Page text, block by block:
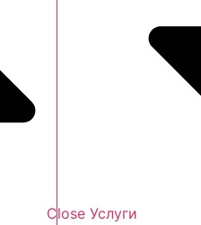
Close Услуги